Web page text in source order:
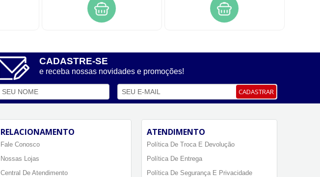
CADASTRE-SE
e receba nossas novidades e promoções!
CADASTRAR
RELACIONAMENTO
Fale Conosco
Nossas Lojas
Central De Atendimento
ATENDIMENTO
Política De Troca E Devolução
Política De Entrega
Política De Segurança E Privacidade